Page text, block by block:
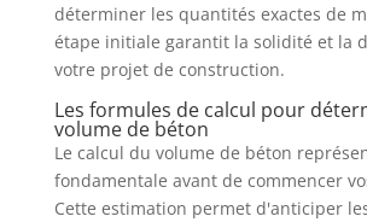
déterminer les quantités exactes de
étape initiale garantit la solidité et la
votre projet de construction.
Les formules de calcul pour
volume de béton
Le calcul du volume de béton
fondamentale avant de commencer
Cette estimation permet d'anticiper